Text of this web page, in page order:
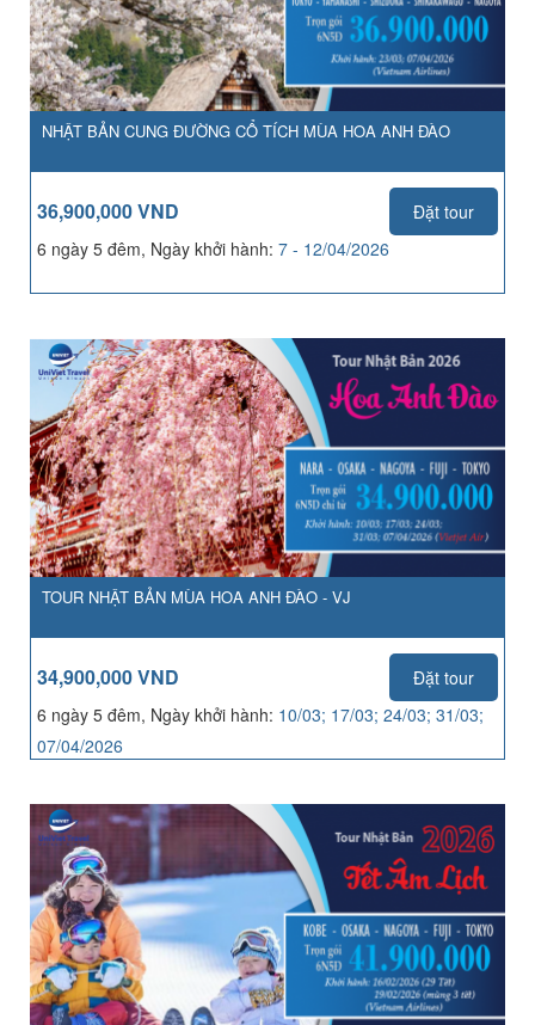
NHẬT BẢN CUNG ĐƯỜNG CỔ TÍCH MÙA HOA ANH ĐÀO
36,900,000 VND
Đặt tour
6 ngày 5 đêm, Ngày khởi hành: 7 - 12/04/2026
TOUR NHẬT BẢN MÙA HOA ANH ĐÀO - VJ
34,900,000 VND
Đặt tour
6 ngày 5 đêm, Ngày khởi hành: 10/03; 17/03; 24/03; 31/03;
07/04/2026